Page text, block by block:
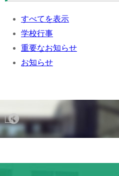
すべてを表示
学校行事
重要なお知らせ
お知らせ